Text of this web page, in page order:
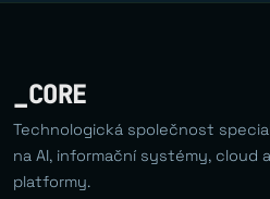
_CORE
Technologická společnost
na AI, informační systémy, cloud
platformy.